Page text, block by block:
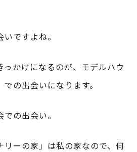
ですよね。
かけになるのが、モデルハウ
の出会いになります。
の出会い。
リーの家」は私の家なので、何